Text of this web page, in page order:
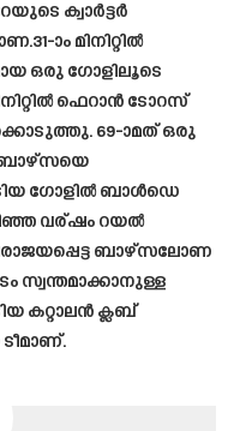
ക്വാർട്ടർ
ാം മിനിറ്റിൽ
ഒരു ഗോളിലൂടെ
ഫെറാൻ ടോറസ്
69-ാമത് ഒരു
ബാഴ്‌സയെ
ഗോളിൽ ബാൾഡെ
വര്ഷം റയൽ
ബാഴ്സലോണ
സ്വന്തമാക്കാനുള്ള
കറ്റാലൻ ക്ലബ്